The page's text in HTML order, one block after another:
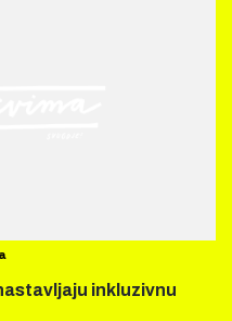
inkluzivnu